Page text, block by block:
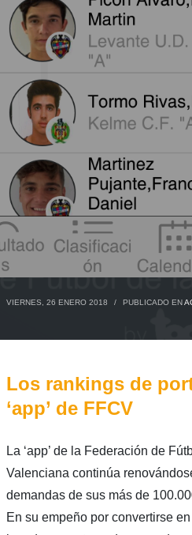
VIERNES, 26 ENERO 2018 / PUBLICADO EN
Los rankings de
‘app’ de FFCV
La ‘app’ de la Federación de
Valenciana continúa
demandas de sus más de
En su empeño por convertirse en